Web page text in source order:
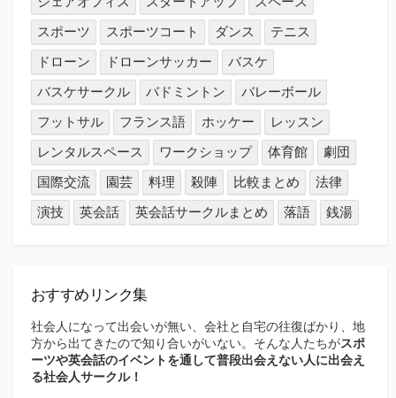
スポーツ
スポーツコート ダンス
テニス
ドローン
ドローンサッカー
バスケ
バスケサークル
バドミントン
バレーボール
フットサル
フランス語 ホッケー
レッスン
レンタルスペース
ワークショップ 体育館
劇団
国際交流
園芸 料理 殺陣 比較まとめ
法律
演技
英会話 英会話サークルまとめ 落語 銭湯
おすすめリンク集
社会人になって出会いが無い、会社と自宅の往復ばかり、地
方から出てきたので知り合いがいない。そんな人たちがスポ
ーツや英会話のイベントを通して普段出会えない人に出会え
る社会人サークル！